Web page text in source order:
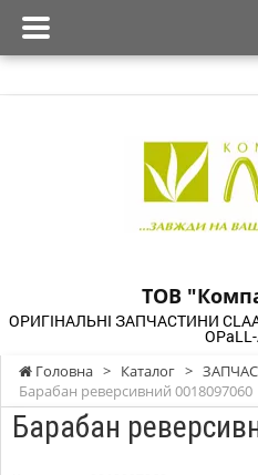
ТОВ
ОРИГІНАЛЬНІ ЗАПЧАСТИНИ
Головна > Каталог >
Барабан реверсивний 0018097060
Барабан